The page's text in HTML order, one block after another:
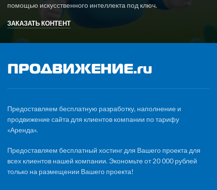
помощью искусственного интеллекта под ключ.
ЗАКАЗАТЬ КОНТЕНТ
Предоставляем бесплатную разработку, наполнение и
продвижение сайта для клиентов компании по тарифу
«Аренда».
Предоставляем бесплатный хостинг для Вашего проекта для
всех клиентов нашей компании. Экономьте от 20 000 рублей
только на размещении Вашего проекта!